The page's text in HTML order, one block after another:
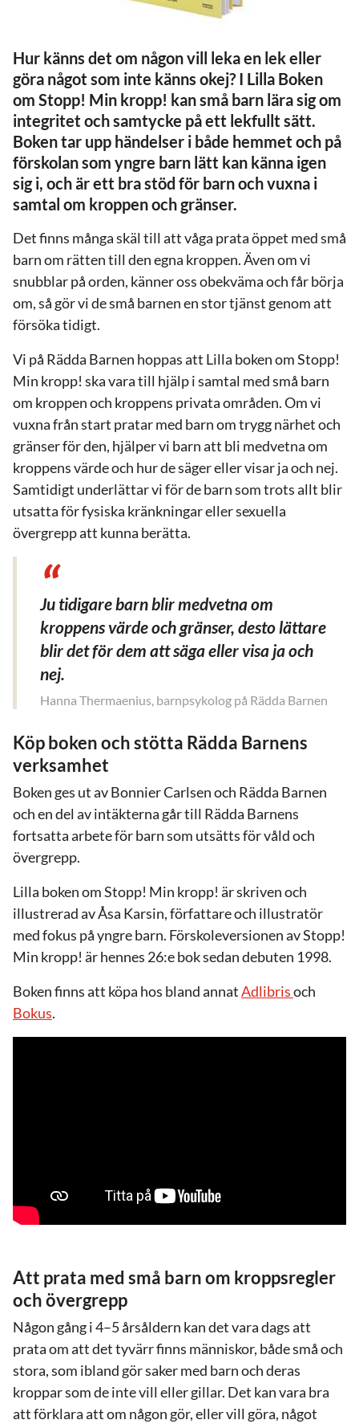
Hur känns det om någon vill leka en lek eller
göra något som inte känns okej? I Lilla Boken
om Stopp! Min kropp! kan små barn lära sig om
integritet och samtycke på ett lekfullt sätt.
Boken tar upp händelser i både hemmet och på
förskolan som yngre barn lätt kan känna igen
sig i, och är ett bra stöd för barn och vuxna i
samtal om kroppen och gränser.
Det finns många skäl till att våga prata öppet med små
barn om rätten till den egna kroppen. Även om vi
snubblar på orden, känner oss obekväma och får börja
om, så gör vi de små barnen en stor tjänst genom att
försöka tidigt.
Vi på Rädda Barnen hoppas att Lilla boken om Stopp!
Min kropp! ska vara till hjälp i samtal med små barn
om kroppen och kroppens privata områden. Om vi
vuxna från start pratar med barn om trygg närhet och
gränser för den, hjälper vi barn att bli medvetna om
kroppens värde och hur de säger eller visar ja och nej.
Samtidigt underlättar vi för de barn som trots allt blir
utsatta för fysiska kränkningar eller sexuella
övergrepp att kunna berätta.
Ju tidigare barn blir medvetna om
kroppens värde och gränser, desto lättare
blir det för dem att säga eller visa ja och
nej.
Köp boken och stötta Rädda Barnens
verksamhet
Boken ges ut av Bonnier Carlsen och Rädda Barnen
och en del av intäkterna går till Rädda Barnens
fortsatta arbete för barn som utsätts för våld och
övergrepp.
Lilla boken om Stopp! Min kropp! är skriven och
illustrerad av Åsa Karsin, författare och illustratör
med fokus på yngre barn. Förskoleversionen av Stopp!
Min kropp! är hennes 26:e bok sedan debuten 1998.
Boken finns att köpa hos bland annatAdlibrisoch
Bokus.
Att prata med små barn om kroppsregler
och övergrepp
Någon gång i 4–5 årsåldern kan det vara dags att
prata om att det tyvärr finns människor, både små och
stora, som ibland gör saker med barn och deras
kroppar som de inte vill eller gillar. Det kan vara bra
att förklara att om någon gör, eller vill göra, något